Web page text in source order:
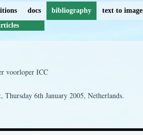
docs bibliography text to image
voorloper ICC
, Thursday 6th January 2005, Netherlands.